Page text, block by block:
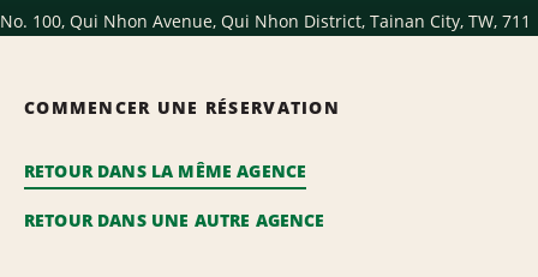
No. 100, Qui Nhon Avenue, Qui Nhon District, Tainan City, TW, 711
COMMENCER UNE RÉSERVATION
RETOUR DANS LA MÊME AGENCE
RETOUR DANS UNE AUTRE AGENCE